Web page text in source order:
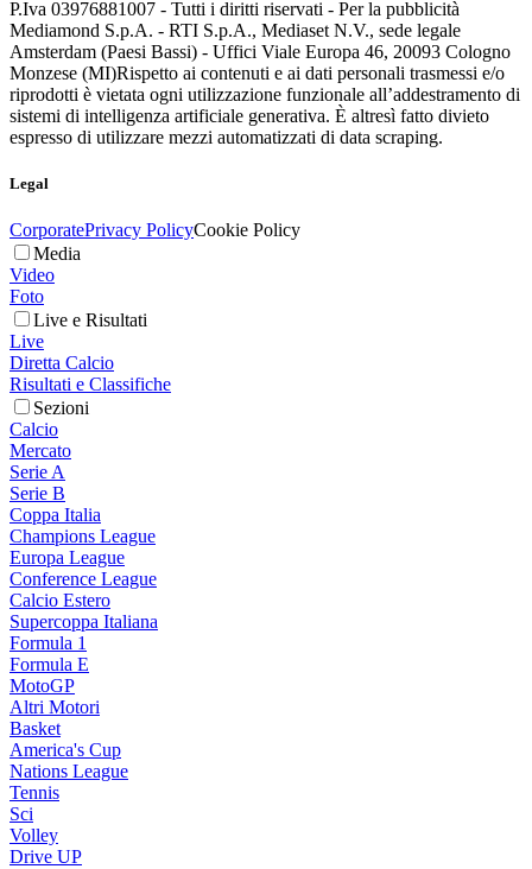
P.Iva 03976881007 - Tutti i diritti riservati - Per la pubblicità
Mediamond S.p.A. - RTI S.p.A., Mediaset N.V., sede legale
Amsterdam (Paesi Bassi) - Uffici Viale Europa 46, 20093 Cologno
Monzese (MI)Rispetto ai contenuti e ai dati personali trasmessi e/o
riprodotti è vietata ogni utilizzazione funzionale all’addestramento di
sistemi di intelligenza artificiale generativa. È altresì fatto divieto
espresso di utilizzare mezzi automatizzati di data scraping.
Legal
CorporatePrivacy PolicyCookie Policy
Media
Video
Foto
Live e Risultati
Live
Diretta Calcio
Risultati e Classifiche
Sezioni
Calcio
Mercato
Serie A
Serie B
Coppa Italia
Champions League
Europa League
Conference League
Calcio Estero
Supercoppa Italiana
Formula 1
Formula E
MotoGP
Altri Motori
Basket
America's Cup
Nations League
Tennis
Sci
Volley
Drive UP